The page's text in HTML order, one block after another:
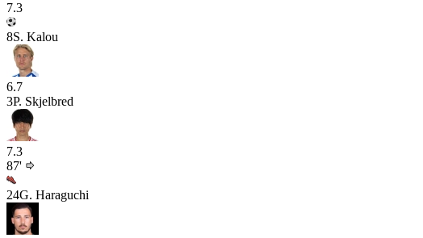
7.3
8S. Kalou
6.7
3P. Skjelbred
7.3
87'
24G. Haraguchi